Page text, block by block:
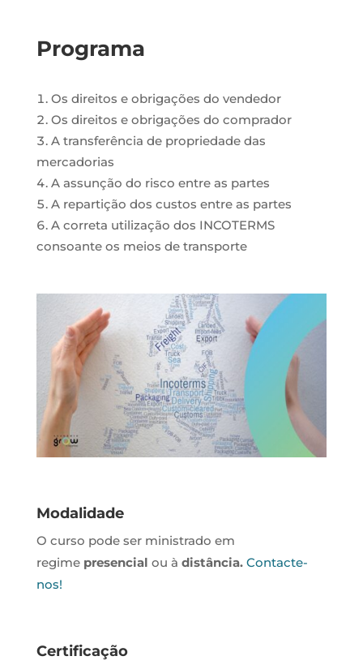
Programa
Os direitos e obrigações do vendedor
Os direitos e obrigações do comprador
A transferência de propriedade das
mercadorias
A assunção do risco entre as partes
A repartição dos custos entre as partes
A correta utilização dos INCOTERMS
consoante os meios de transporte
Modalidade
O curso pode ser ministrado em
regime presencial ou à distância. Contacte-
nos!
Certificação